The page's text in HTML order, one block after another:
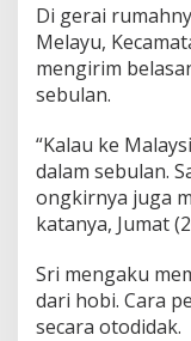
Di gerai
Melayu,
mengirim
sebulan.
“Kalau ke
dalam sebulan.
ongkirnya juga
katanya, Jumat
Sri mengaku
dari hobi. Cara
secara otodidak.